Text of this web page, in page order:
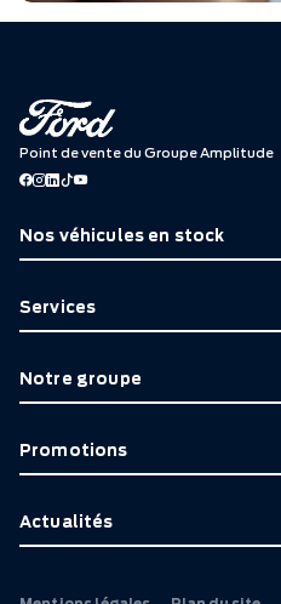
Point de vente du Groupe Amplitude
Nos véhicules en stock
Services
Notre groupe
Promotions
Actualités